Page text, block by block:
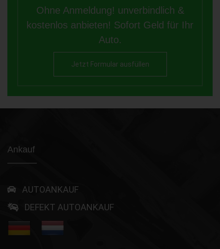
Ohne Anmeldung! unverbindlich &
kostenlos anbieten! Sofort Geld für Ihr
Auto.
Jetzt Formular ausfüllen
Ankauf
AUTOANKAUF
DEFEKT AUTOANKAUF